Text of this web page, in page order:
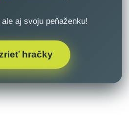
aj svoju peňaženku!
hračky